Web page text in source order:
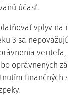
účasť.
vplyv na
3 sa
oprávnených
finančných